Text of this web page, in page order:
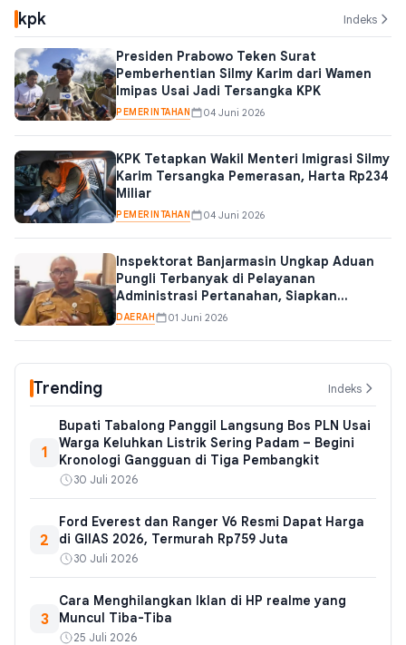
kpk Indeks
Presiden Prabowo Teken Surat
Pemberhentian Silmy Karim dari Wamen
Imipas Usai Jadi Tersangka KPK
PEMERINTAHAN 04 Juni 2026
KPK Tetapkan Wakil Menteri Imigrasi Silmy
Karim Tersangka Pemerasan, Harta Rp234
Miliar
PEMERINTAHAN 04 Juni 2026
Inspektorat Banjarmasin Ungkap Aduan
Pungli Terbanyak di Pelayanan
Administrasi Pertanahan, Siapkan
Pengawasan Bareng KPK
DAERAH 01 Juni 2026
Trending Indeks
1
Bupati Tabalong Panggil Langsung Bos PLN Usai
Warga Keluhkan Listrik Sering Padam – Begini
Kronologi Gangguan di Tiga Pembangkit
30 Juli 2026
2
Ford Everest dan Ranger V6 Resmi Dapat Harga
di GIIAS 2026, Termurah Rp759 Juta
30 Juli 2026
3
Cara Menghilangkan Iklan di HP realme yang
Muncul Tiba-Tiba
25 Juli 2026